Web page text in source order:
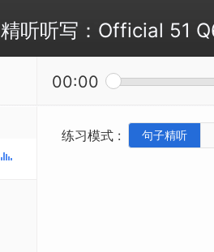
精听听写：Official 51
00:00
练习模式 : 句子精听